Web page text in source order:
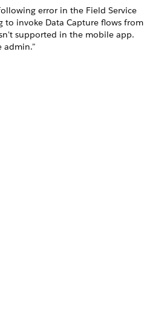
error in the Field Service
to invoke Data Capture flows from
supported in the mobile app.
admin."
to the user profile.
> Search for
tab
Accessibility"
Type
should see "hidden" next to it - Click
is checked and save